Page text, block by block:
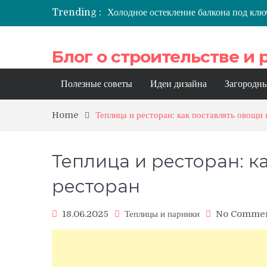
Trending :
Холодное остекление балкона под
Преимущества автоматики: как
Как оформить потолок на балконе:
Профессиональный инжиниринг: как
эксплуатации зданий
Блог о строительстве и
Полезные советы Идеи дизайна
Home Теплица и ресторан: как поставлять овощи
Теплица и ресторан:
ресторан
18.06.2025 Теплицы и парники No